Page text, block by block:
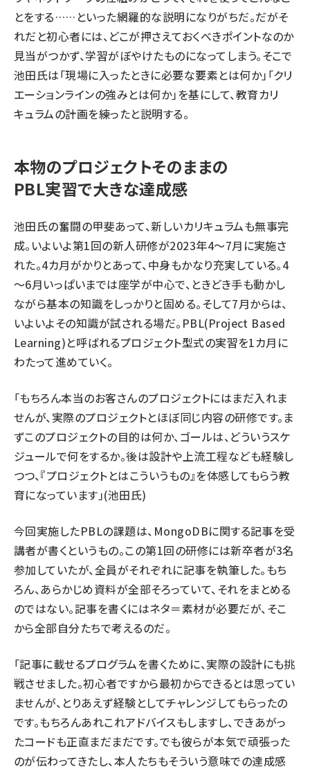
とをする……といった網羅的な説明になりがちだ。だがそ
れだと初心者には、どこが押さえておくべきポイントなのか
見当がつかず、学習がぼやけたものになってしまう。そこで
池田氏は「現場に入ったときに必要な要素とは何か」「クリ
エーションラインの強みとは何か」を基にして、教育カリ
キュラムの計画を練ったと説明する。
本物のプロジェクトそのままの
PBL実習で大きな達成感
池田氏の奮闘の甲斐あって、新しいカリキュラムも無事完
成。いよいよ第1回の新人研修が2023年4～7月に実施さ
れた。4カ月がかりとあって、中身もかなり充実している。4
～6月いっぱいまでは座学が中心で、ときどき手も動かし
ながら基本の知識をしっかりと固める。そして7月からは、
いよいよその知識が試される場だ。PBL(Project Based
Learning)と呼ばれるプロジェクト型式の実習を1カ月に
わたって進めていく。
「もちろん本当のお客さんのプロジェクトにはまだ入れま
せんが、実際のプロジェクトとほぼ同じ内容の研修です。ま
ずこのプロジェクトの目的は何か、ゴールは、どういうスケ
ジュールで何をするか。後は設計や上流工程なども経験し
つつ、『プロジェクトとはこういうもの』を体感してもらう教
育になっています」(池田氏)
今回実施したPBLの課題は、MongoDBに関する記事を受
講者が書くというもの。この第1回の研修には新卒者が3名
参加していたが、全員がそれぞれに記事を執筆した。もち
ろん、あらかじめ資料が全部そろっていて、それをまとめる
のではない。記事を書くにはネタ＝素材が必要だが、そこ
から全部自分たちで考えるのだ。
「記事に載せるプログラムを書くために、実際の設計にも挑
戦させました。初心者ですから最初からできるとは思ってい
ませんが、とりあえず経験としてチャレンジしてもらったの
です。もちろんあれこれアドバイスもしますし、できあがっ
たコードも正直まだまだです。でも彼らが本気で頑張った
のが伝わってきたし、本人たちもそういう意味での達成感